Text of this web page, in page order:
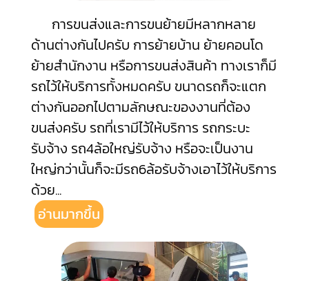
การขนส่งและการขนย้ายมีหลากหลาย
ด้านต่างกันไปครับ การย้ายบ้าน ย้ายคอนโด
ย้ายสำนักงาน หรือการขนส่งสินค้า ทางเราก็มี
รถไว้ให้บริการทั้งหมดครับ ขนาดรถก็จะแตก
ต่างกันออกไปตามลักษณะของงานที่ต้อง
ขนส่งครับ รถที่เรามีไว้ให้บริการ รถกระบะ
รับจ้าง รถ4ล้อใหญ่รับจ้าง หรือจะเป็นงาน
ใหญ่กว่านั้นก็จะมีรถ6ล้อรับจ้างเอาไว้ให้บริการ
ด้วย...
อ่านมากขึ้น